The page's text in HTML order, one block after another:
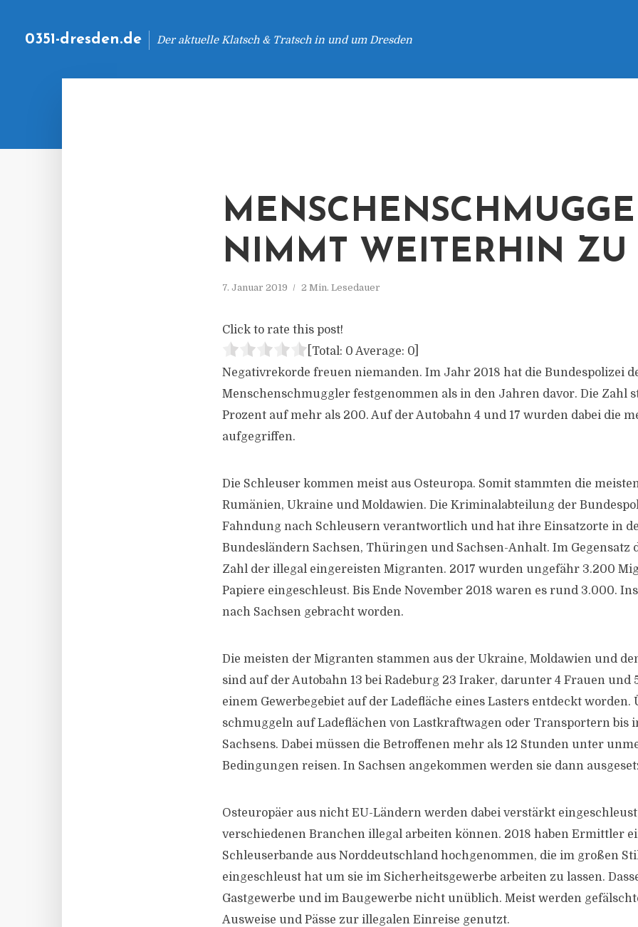
0351-dresden.de Der aktuelle Klatsch & Tratsch in und um Dresden
NIMMT WEITERHIN ZU
7. Januar 2019 2 Min. Lesedauer
Click to rate this post!
[Total: 0 Average: 0
Negativrekorde freuen niemanden. Im Jahr 2018 hat die Bundespolizei
Menschenschmuggler festgenommen als in den Jahren davor. Die Zahl
Prozent auf mehr als 200. Auf der Autobahn 4 und 17 wurden dabei die
aufgegriffen.
Die Schleuser kommen meist aus Osteuropa. Somit stammten die
Rumänien, Ukraine und Moldawien. Die Kriminalabteilung der
Fahndung nach Schleusern verantwortlich und hat ihre Einsatzorte in
Bundesländern Sachsen, Thüringen und Sachsen-Anhalt. Im Gegensatz
Zahl der illegal eingereisten Migranten. 2017 wurden ungefähr 3.200
Papiere eingeschleust. Bis Ende November 2018 waren es rund 3.000.
nach Sachsen gebracht worden.
Die meisten der Migranten stammen aus der Ukraine, Moldawien und
sind auf der Autobahn 13 bei Radeburg 23 Iraker, darunter 4 Frauen und
einem Gewerbegebiet auf der Ladefläche eines Lasters entdeckt worden.
schmuggeln auf Ladeflächen von Lastkraftwagen oder Transportern bis
Sachsens. Dabei müssen die Betroffenen mehr als 12 Stunden unter
Bedingungen reisen. In Sachsen angekommen werden sie dann
Osteuropäer aus nicht EU-Ländern werden dabei verstärkt
verschiedenen Branchen illegal arbeiten können. 2018 haben Ermittler
Schleuserbande aus Norddeutschland hochgenommen, die im großen
eingeschleust hat um sie im Sicherheitsgewerbe arbeiten zu lassen.
Gastgewerbe und im Baugewerbe nicht unüblich. Meist werden
Ausweise und Pässe zur illegalen Einreise genutzt.